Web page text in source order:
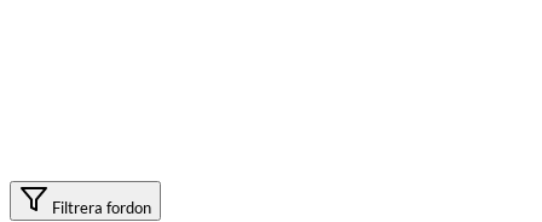
Filtrera fordon